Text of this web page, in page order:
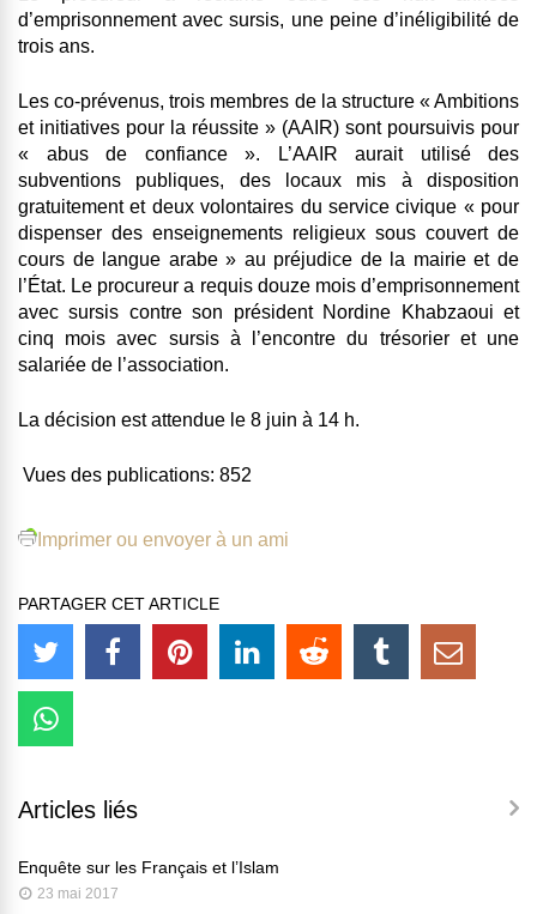
d’emprisonnement avec sursis, une peine d’inéligibilité de
trois ans.
Les co-prévenus, trois membres de la structure « Ambitions
et initiatives pour la réussite » (AAIR) sont poursuivis pour
« abus de confiance ». L’AAIR aurait utilisé des
subventions publiques, des locaux mis à disposition
gratuitement et deux volontaires du service civique « pour
dispenser des enseignements religieux sous couvert de
cours de langue arabe » au préjudice de la mairie et de
l’État. Le procureur a requis douze mois d’emprisonnement
avec sursis contre son président Nordine Khabzaoui et
cinq mois avec sursis à l’encontre du trésorier et une
salariée de l’association.
La décision est attendue le 8 juin à 14 h.
Vues des publications: 852
Imprimer ou envoyer à un ami
PARTAGER CET ARTICLE
Articles liés
Enquête sur les Français et l’Islam
23 mai 2017